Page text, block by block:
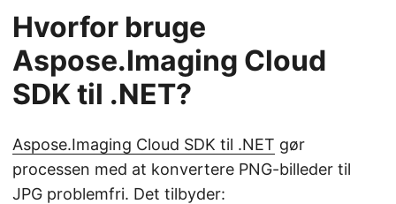
Hvorfor bruge
Aspose.Imaging Cloud
SDK til .NET?
Aspose.Imaging Cloud SDK til .NET gør
processen med at konvertere PNG-billeder til
JPG problemfri. Det tilbyder: